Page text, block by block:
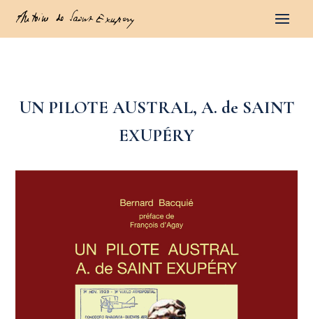
UN PILOTE AUSTRAL, A. de SAINT
EXUPÉRY